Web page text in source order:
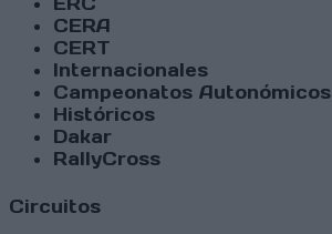
CERA
CERT
Internacionales
Campeonatos Autonómicos
Históricos
Dakar
RallyCross
Circuitos